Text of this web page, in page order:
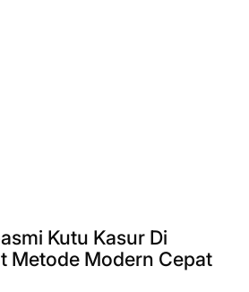
Kutu Kasur Di
Metode Modern Cepat